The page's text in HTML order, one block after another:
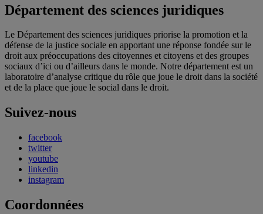
Département des sciences juridiques
Le Département des sciences juridiques priorise la promotion et la
défense de la justice sociale en apportant une réponse fondée sur le
droit aux préoccupations des citoyennes et citoyens et des groupes
sociaux d’ici ou d’ailleurs dans le monde. Notre département est un
laboratoire d’analyse critique du rôle que joue le droit dans la société
et de la place que joue le social dans le droit.
Suivez-nous
facebook
twitter
youtube
linkedin
instagram
Coordonnées